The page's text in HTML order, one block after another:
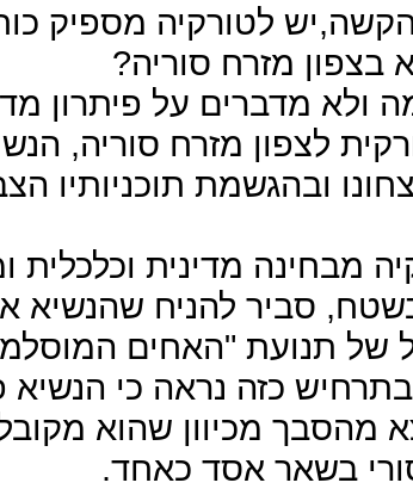
לטורקיה מספיק
מזרח סוריה?
ולא מדברים על פיתרון
לצפון מזרח סוריה,
ובהגשמת תוכניותיו
מבחינה מדינית וכלכלית
סביר להניח שהנשיא
של תנועת "האחים
כזה נראה כי הנשיא
מהסבך מכיוון שהוא
בשאר אסד כאחד.